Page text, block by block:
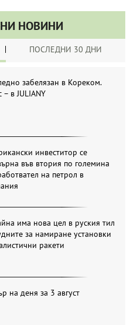
НОВИНИ
ПОСЛЕДНИ 30 ДНИ
забелязан в Кореком.
– в JULIANY
инвеститор се
във втория по големина
на петрол в
има нова цел в руския тил
за намиране установки
ракети
на деня за 3 август